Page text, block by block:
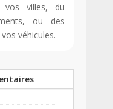
vos villes, du
ou des
véhicules.